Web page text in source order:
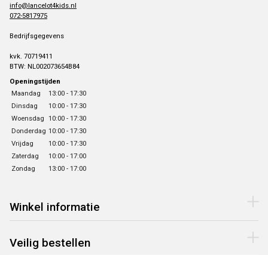
info@lancelot4kids.nl
072-5817975
Bedrijfsgegevens
kvk. 70719411
BTW: NL002073654B84
Openingstijden
Maandag
13:00 - 17:30
Dinsdag
10:00 - 17:30
Woensdag 10:00 - 17:30
Donderdag 10:00 - 17:30
Vrijdag
10:00 - 17:30
Zaterdag
10:00 - 17:00
Zondag
13:00 - 17:00
Winkel informatie
Veilig bestellen